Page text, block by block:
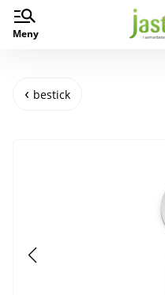
Meny
bestick